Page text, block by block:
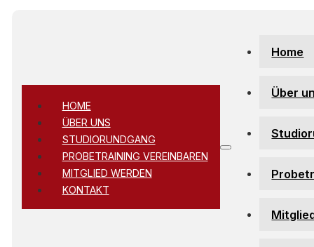
Home
Über
HOME
ÜBER UNS
STUDIORUNDGANG
PROBETRAINING VEREINBAREN
MITGLIED WERDEN
KONTAKT